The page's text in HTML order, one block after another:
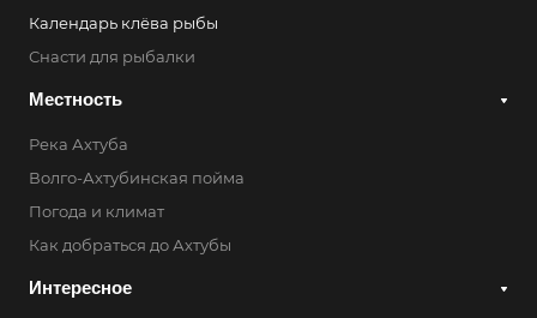
Календарь клёва рыбы
Снасти для рыбалки
Местность
Река Ахтуба
Волго-Ахтубинская пойма
Погода и климат
Как добраться до Ахтубы
Интересное